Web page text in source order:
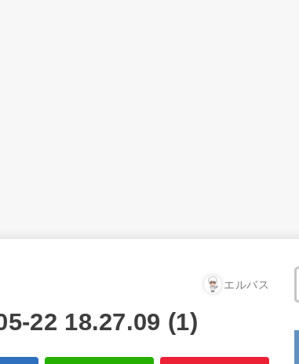
エルバス
22 18.27.09 (1)